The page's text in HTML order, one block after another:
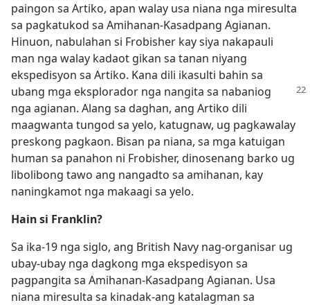
paingon sa Artiko, apan walay usa niana nga miresulta
sa pagkatukod sa Amihanan-Kasadpang Agianan.
Hinuon, nabulahan si Frobisher kay siya nakapauli
man nga walay kadaot gikan sa tanan niyang
ekspedisyon sa Artiko. Kana dili ikasulti bahin sa
ubang mga eksplorador nga nangita sa nabaniog
nga agianan. Alang sa daghan, ang Artiko dili
maagwanta tungod sa yelo, katugnaw, ug pagkawalay
preskong pagkaon. Bisan pa niana, sa mga katuigan
human sa panahon ni Frobisher, dinosenang barko ug
libolibong tawo ang nangadto sa amihanan, kay
naningkamot nga makaagi sa yelo.
Hain si Franklin?
Sa ika-19 nga siglo, ang British Navy nag-organisar ug
ubay-ubay nga dagkong mga ekspedisyon sa
pagpangita sa Amihanan-Kasadpang Agianan. Usa
niana miresulta sa kinadak-ang katalagman sa